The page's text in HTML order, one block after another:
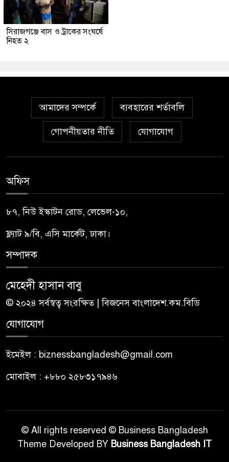
সিরাজগঞ্জে বাস ও ট্রাকের সংঘর্ষে
নিহত ২
আমাদের সম্পর্কে ব্যবহারের শর্তাবলি
গোপনীয়তার নীতি যোগাযোগ
অফিস
৮৭, নিউ ইস্কাটন রোড, লেভেল-১০,
ফ্ল্যাট ৯/বি, এসি মার্কেট, ঢাকা।
সম্পাদক
মেহেদী হাসান বাবু
© ২০২৪ সর্বস্বত্ব সংরক্ষিত | বিজনেস বাংলাদেশ.কম.বিডি
যোগাযোগ
ইমেইল : biznessbangladesh@gmail.com
মোবাইল : +৮৮০ ২৫৮৩১৭৯৪৬
© All rights reserved © Business Bangladesh
Theme Developed BY Business Bangladesh IT